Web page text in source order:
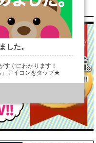
した。
すぐにわかります！
」アイコンをタップ★